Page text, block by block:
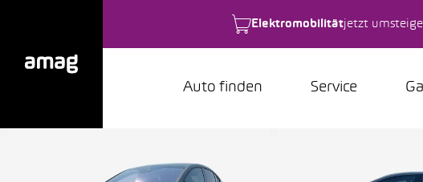
Elektromobilitätjetzt
Auto finden Service